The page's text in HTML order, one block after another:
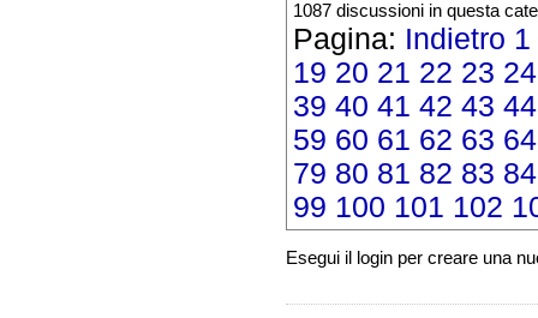
1087 discussioni in questa
Pagina: Indietro 1
19 20 21 22 23 24
39 40 41 42 43 44
59 60 61 62 63 64
79 80 81 82 83 84
99 100 101 102
Esegui il login per creare una